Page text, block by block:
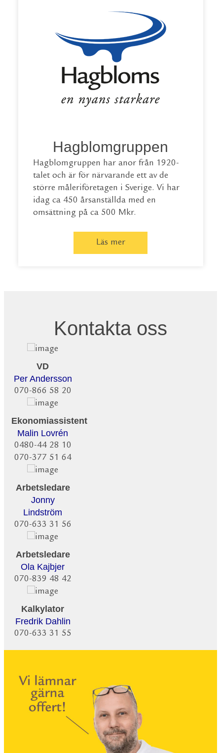
Hagblomgruppen
Hagblomgruppen har anor från 1920-
talet och är för närvarande ett av de
större måleriföretagen i Sverige. Vi har
idag ca 450 årsanställda med en
omsättning på ca 500 Mkr.
Läs mer
Kontakta oss
VD
Per Andersson
070-866 58 20
Ekonomiassistent
Malin Lovrén
0480-44 28 10
070-377 51 64
Arbetsledare
Jonny
Lindström
070-633 31 56
Arbetsledare
Ola Kajbjer
070-839 48 42
Kalkylator
Fredrik Dahlin
070-633 31 55